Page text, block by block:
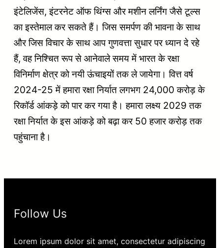
इंटेलिजेंस, इंटरनेट ऑफ थिंग्स और मशीन लर्निंग जैसे टूल्स
का इस्तेमाल कर सकते हैं। जिस समर्पण की भावना के साथ
और जिस विचार के साथ आप गुणवत्ता सुधार पर ध्यान दे रहे
हैं, वह निश्चित रूप से आनेवाले समय में भारत के रक्षा
विनिर्माण क्षेत्र को नयी ऊंचाइयों तक ले जायेगा। वित्त वर्ष
2024-25 में हमारा रक्षा निर्यात लगभग 24,000 करोड़ के
रिकॉर्ड आंकड़े को पार कर गया है। हमारा लक्ष्य 2029 तक
रक्षा निर्यात के इस आंकड़े को बढ़ा कर 50 हजार करोड़ तक
पहुंचाना है।
Follow Us
Lorem ipsum dolor sit amet, consectetur adipiscing